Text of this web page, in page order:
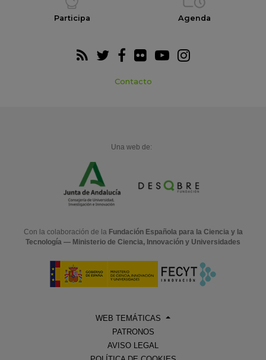
Participa Agenda
Contacto
Una web de:
Con la colaboración de la Fundación Española para la Ciencia y la
Tecnología — Ministerio de Ciencia, Innovación y Universidades
WEB TEMÁTICAS
PATRONOS
AVISO LEGAL